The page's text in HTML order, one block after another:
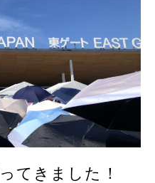
てきました！